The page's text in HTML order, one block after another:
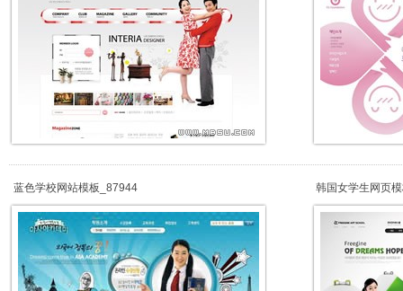
蓝色学校网站模板_87944 韩国女学生网页